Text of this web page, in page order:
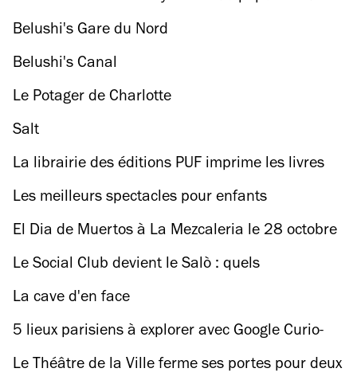
le palace
Belushi's Gare du Nord
Belushi's Canal
Le Potager de Charlotte
Salt
La librairie des éditions PUF imprime les livres
sur place et sur commande
Les meilleurs spectacles pour enfants
El Dia de Muertos à La Mezcaleria le 28 octobre
Le Social Club devient le Salò : quels
changements pour ce club mythique ?
La cave d'en face
5 lieux parisiens à explorer avec Google Curio-
cité
Le Théâtre de la Ville ferme ses portes pour deux